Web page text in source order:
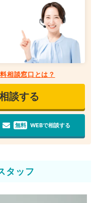
相談窓口とは？
談する
無料 WEBで相談する
タッフ